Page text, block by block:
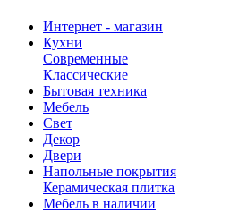
Интернет - магазин
Кухни
Современные
Классические
Бытовая техника
Мебель
Свет
Декор
Двери
Напольные покрытия
Керамическая плитка
Мебель в наличии